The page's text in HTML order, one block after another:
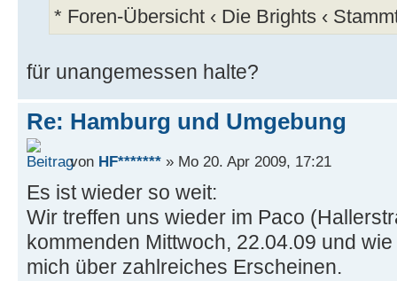
* Foren-Übersicht ‹ Die Brights ‹
für unangemessen halte?
Re: Hamburg und Umgebung
von HF******* » Mo 20. Apr 2009, 17:21
Es ist wieder so weit:
Wir treffen uns wieder im Paco
kommenden Mittwoch, 22.04.09 und
mich über zahlreiches Erscheinen.